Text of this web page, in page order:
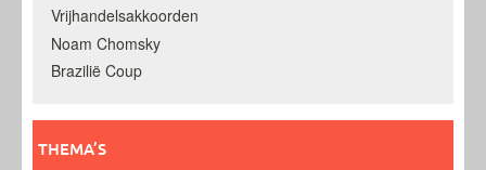
Vrijhandelsakkoorden
Noam Chomsky
Brazilië Coup
THEMA’S